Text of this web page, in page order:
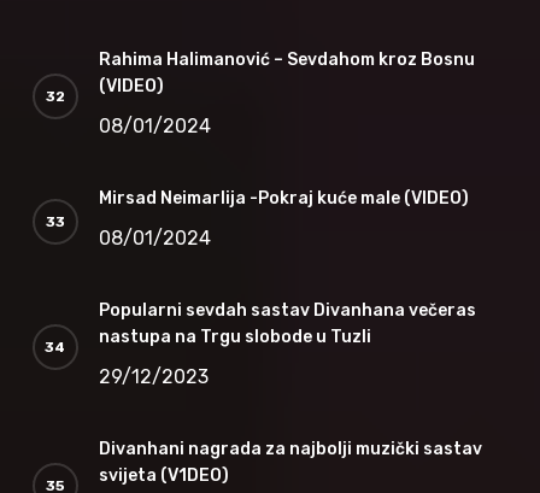
Rahima Halimanović – Sevdahom kroz Bosnu
(VIDEO)
08/01/2024
Mirsad Neimarlija -Pokraj kuće male (VIDEO)
08/01/2024
Popularni sevdah sastav Divanhana večeras
nastupa na Trgu slobode u Tuzli
29/12/2023
Divanhani nagrada za najbolji muzički sastav
svijeta (V1DEO)